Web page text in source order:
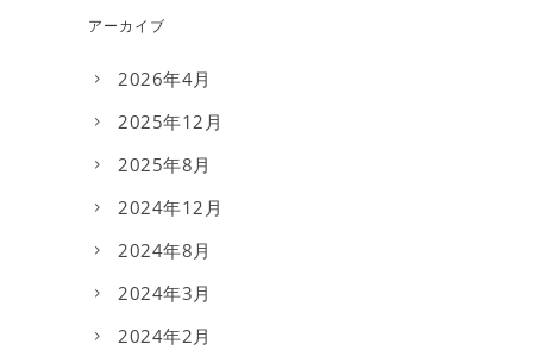
アーカイブ
2026年4月
2025年12月
2025年8月
2024年12月
2024年8月
2024年3月
2024年2月